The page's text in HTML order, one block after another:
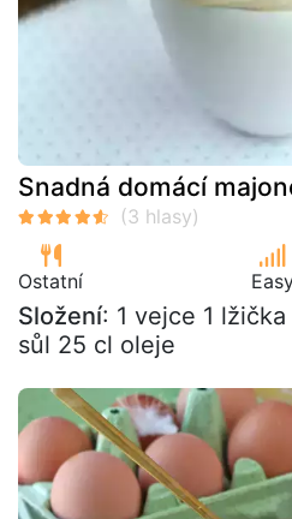
Snadná domácí
Ostatní
Složení: 1 vejce 1
sůl 25 cl oleje